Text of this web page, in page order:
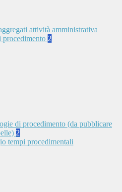
attività amministrativa
2
di procedimento (da pubblicare
2
tempi procedimentali